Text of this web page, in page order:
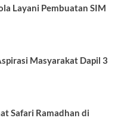
Layani Pembuatan SIM
Masyarakat Dapil 3
Safari Ramadhan di